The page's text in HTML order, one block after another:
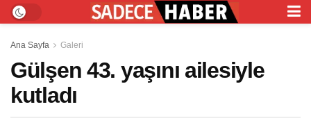
Ana Sayfa Galeri
Gülşen 43. yaşını ailesiyle
kutladı